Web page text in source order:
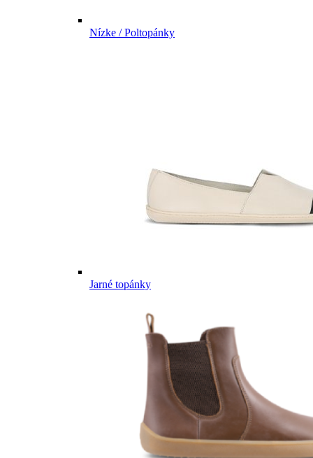
Nízke / Poltopánky
Jarné topánky